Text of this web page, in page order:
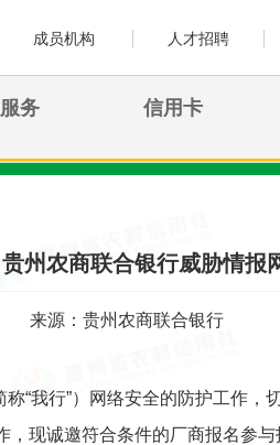
成员机构 人才招聘
务 信用卡
贵州农商联合银行威胁情报
来源：贵州农商联合银行
“我行”）网络安全的防护工作
，现诚邀符合条件的厂商报名参